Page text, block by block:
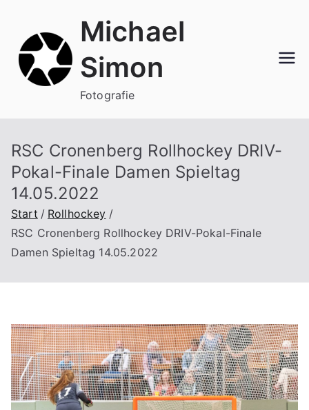
springen
Michael
Simon
Fotografie
RSC Cronenberg Rollhockey DRIV-
Pokal-Finale Damen Spieltag
14.05.2022
Start
Rollhockey
RSC Cronenberg Rollhockey DRIV-Pokal-Finale
Damen Spieltag 14.05.2022